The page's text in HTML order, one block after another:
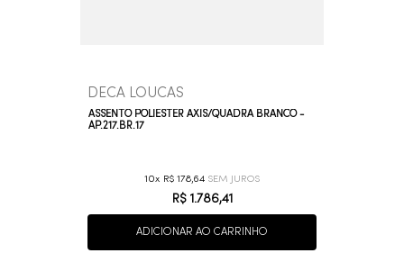
DECA LOUCAS
ASSENTO POLIESTER AXIS/QUADRA BRANCO -
AP.217.BR.17
10 R$ 178,64
R$ 1 .786,41
ADICIONAR AO CARRINHO